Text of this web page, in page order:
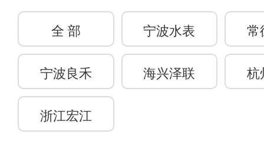
全 部 宁波水表 常
宁波良禾 海兴泽联 杭
浙江宏江